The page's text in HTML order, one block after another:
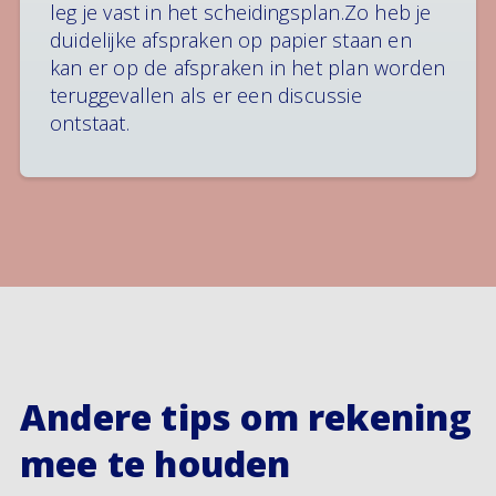
leg je vast in het scheidingsplan.Zo heb je
duidelijke afspraken op papier staan en
kan er op de afspraken in het plan worden
teruggevallen als er een discussie
ontstaat.
Andere tips om rekening
mee te houden